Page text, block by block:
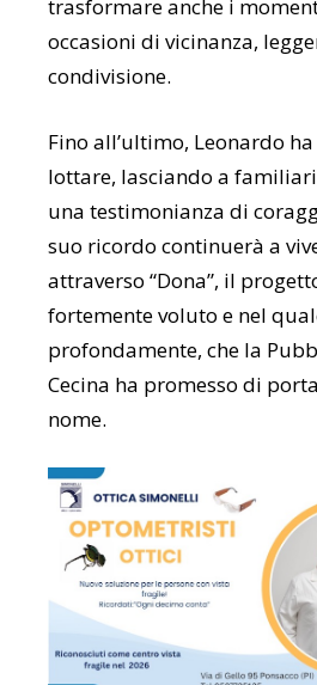
trasformare anche i
occasioni di vicinanza,
condivisione.
Fino all’ultimo, Leonardo
lottare, lasciando a
una testimonianza di
suo ricordo continuerà a
attraverso “Dona”, il
fortemente voluto e nel
profondamente, che la
Cecina ha promesso di
nome.